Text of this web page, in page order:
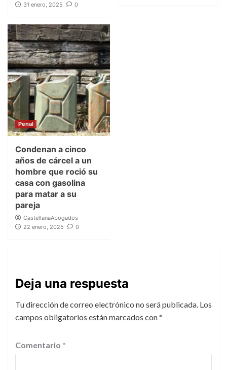
31 enero, 2025
0
Penal
Condenan a cinco
años de cárcel a un
hombre que roció su
casa con gasolina
para matar a su
pareja
CastellanaAbogados
22 enero, 2025
0
Deja una respuesta
Tu dirección de correo electrónico no será publicada. Los
campos obligatorios están marcados con*
Comentario *